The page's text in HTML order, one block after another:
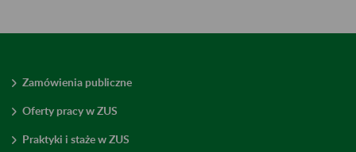
Zamówienia publiczne
Oferty pracy w ZUS
Praktyki i staże w ZUS